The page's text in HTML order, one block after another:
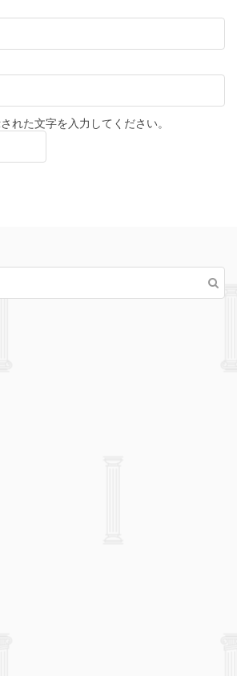
れた文字を入力してください。